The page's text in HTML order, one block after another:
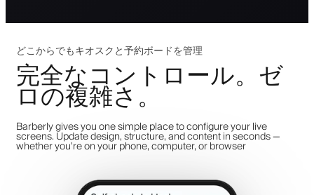
どこからでもキオスクと予約ボードを管理
完全なコントロール。ゼ
ロの複雑さ。
Barberly gives you one simple place to configure your live
screens. Update design, structure, and content in seconds —
whether you're on your phone, computer, or browser